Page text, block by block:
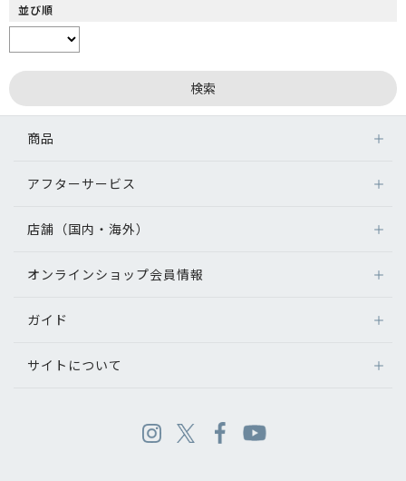
並び順
商品
アフターサービス
店舗（国内・海外）
オンラインショップ会員情報
ガイド
サイトについて